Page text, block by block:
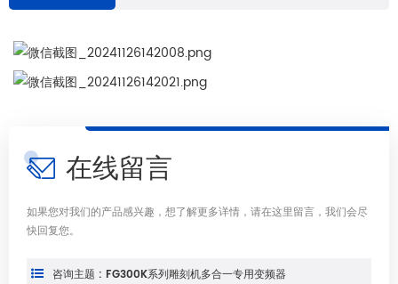
在线留言
如果您对我们的产品感兴趣，想了解更多详情，请在这里留言，我们会尽
快回复您。
咨询主题 : FG300K系列雕刻机多合一专用变频器